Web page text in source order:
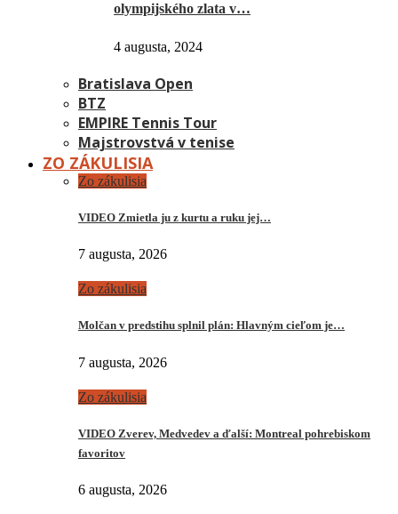
olympijského zlata v…
4 augusta, 2024
Bratislava Open
BTZ
EMPIRE Tennis Tour
Majstrovstvá v tenise
ZO ZÁKULISIA
Zo zákulisia
VIDEO Zmietla ju z kurtu a ruku jej…
7 augusta, 2026
Zo zákulisia
Molčan v predstihu splnil plán: Hlavným cieľom je…
7 augusta, 2026
Zo zákulisia
VIDEO Zverev, Medvedev a ďalší: Montreal pohrebiskom
favoritov
6 augusta, 2026